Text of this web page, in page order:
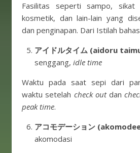
Fasilitas seperti sampo, sikat
kosmetik, dan lain-lain yang
dan penginapan. Dari Istilah
アイドルタイム (aidoru
senggang, idle time
Waktu pada saat sepi dari
waktu setelah check outdan
peak time.
アコモデーション
akomodasi